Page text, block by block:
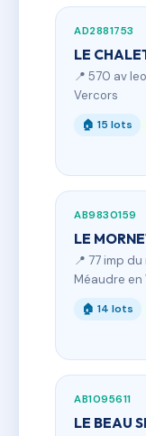
AD2881753
LE
📍 570 av
Vercors
🏠 15 lots
AB9830159
LE
📍 77 imp
Méaudre en
🏠 14 lots
AB1095611
LE BEAU